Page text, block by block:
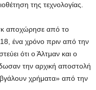
της τεχνολογίας.
αποχώρησε από το
ένα χρόνο πριν από την
ότι ο Άλτμαν και ο
την αρχική αποστολή
χρήματα» από την